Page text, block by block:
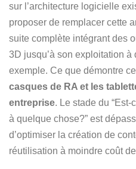
sur l’architecture logicielle
proposer de remplacer cette
suite complète intégrant des
3D jusqu’à son exploitation
exemple. Ce que démontre
casques de RA et les
entreprise. Le stade du
à quelque chose?” est
d’optimiser la création de
réutilisation à moindre coût